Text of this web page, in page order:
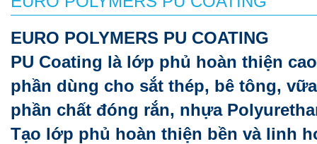
EURO POLYMERS PU COATING
PU Coating là lớp phủ hoàn thiện
phần dùng cho sắt thép, bê tông,
phần chất đóng rắn, nhựa
Tạo lớp phủ hoàn thiện bền và linh